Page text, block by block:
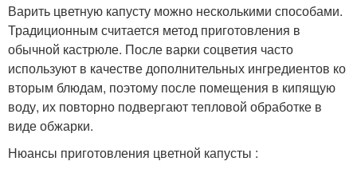
Варить цветную капусту можно несколькими способами.
Традиционным считается метод приготовления в
обычной кастрюле. После варки соцветия часто
используют в качестве дополнительных ингредиентов ко
вторым блюдам, поэтому после помещения в кипящую
воду, их повторно подвергают тепловой обработке в
виде обжарки.
Нюансы приготовления цветной капусты :